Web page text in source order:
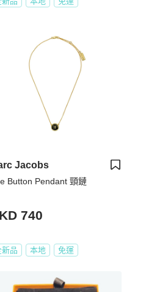
Jacobs
Button Pendant 頸鏈
740
新品 本地 免運